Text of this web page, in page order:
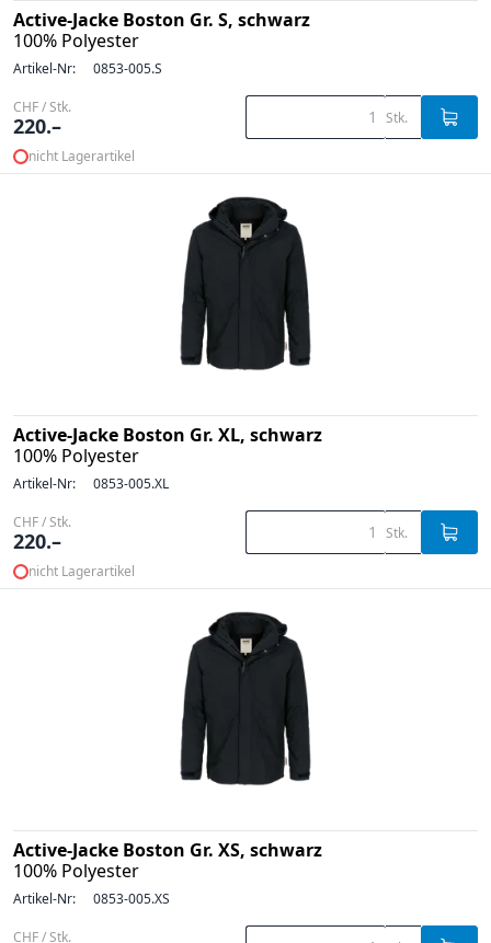
Active-Jacke Boston Gr. S, schwarz
100% Polyester
Artikel-Nr: 0853-005.S
CHF / Stk.
220.– Stk.
nicht Lagerartikel
Active-Jacke Boston Gr. XL, schwarz
100% Polyester
Artikel-Nr: 0853-005.XL
CHF / Stk.
220.– Stk.
nicht Lagerartikel
Active-Jacke Boston Gr. XS, schwarz
100% Polyester
Artikel-Nr: 0853-005.XS
CHF / Stk.